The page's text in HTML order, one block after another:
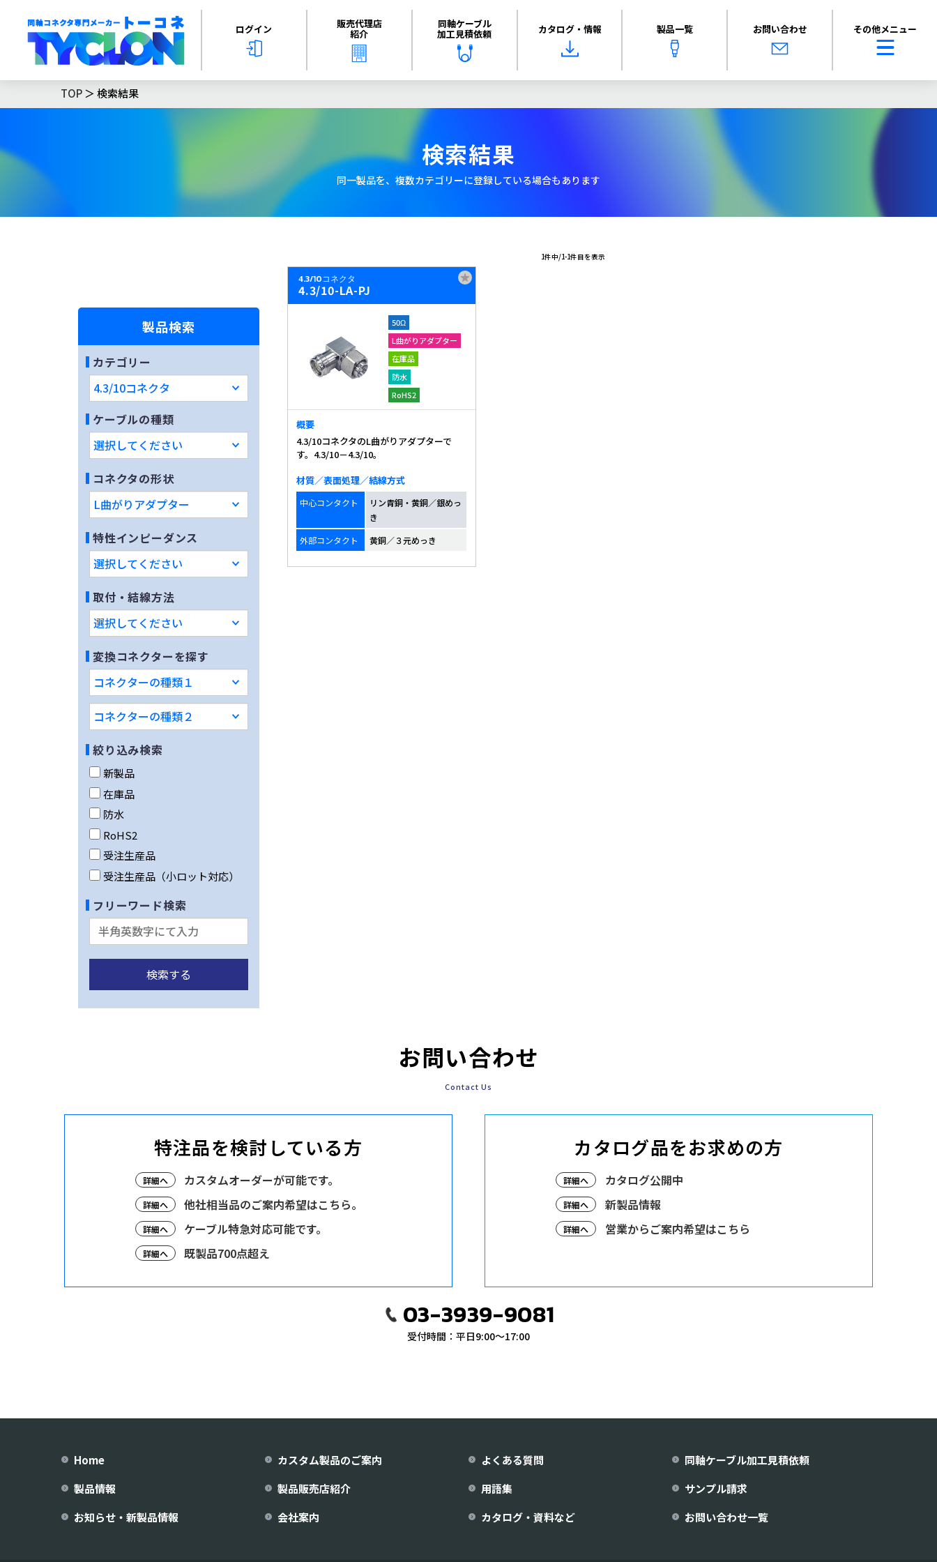
ログイン 販売代理店
紹介
同軸ケーブル
加工見積依頼 カタログ・情報 製品一覧 お問い合わせ その他メニュー
TOP＞ 検索結果
検索結果
同一製品を、複数カテゴリーに登録している場合もあります
1件中/1-1件目を表示
4.3/10コネクタ
4.3/10-LA-PJ
50Ω
L曲がりアダプター
在庫品
防水
RoHS2
概要
4.3/10コネクタのL曲がりアダプターで
す。4.3/10－4.3/10。
材質／表面処理／結線方式
中心コンタクト
リン青銅・黄銅／銀めっ
き
外部コンタクト
黄銅／３元めっき
製品検索
カテゴリー
ケーブルの種類
コネクタの形状
特性インピーダンス
取付・結線方法
変換コネクターを探す
絞り込み検索
新製品
在庫品
防水
RoHS2
受注生産品
受注生産品（小ロット対応）
フリーワード検索
お問い合わせ
Contact Us
特注品を検討している方
詳細へ カスタムオーダーが可能です。
詳細へ 他社相当品のご案内希望はこちら。
詳細へ ケーブル特急対応可能です。
詳細へ 既製品700点超え
カタログ品をお求めの方
詳細へ カタログ公開中
詳細へ 新製品情報
詳細へ 営業からご案内希望はこちら
03-3939-9081
受付時間：平日9:00〜17:00
Home
製品情報
お知らせ・新製品情報
カスタム製品のご案内
製品販売店紹介
会社案内
よくある質問
用語集
カタログ・資料など
同軸ケーブル加工見積依頼
サンプル請求
お問い合わせ一覧